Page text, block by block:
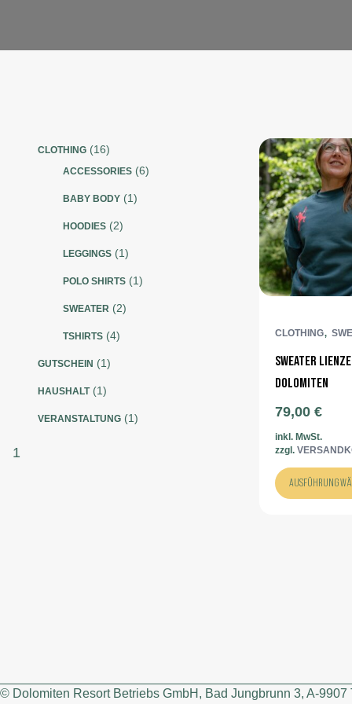
CLOTHING 1616
ACCESSORIES 66
BABY BODY 11
HOODIES 22
LEGGINGS 11
POLO SHIRTS 11
SWEATER 22
TSHIRTS 44
GUTSCHEIN 11
HAUSHALT 11
VERANSTALTUNG 11
1
CLOTHING,
SWEATER
DOLOMITEN
79,00€
inkl. MwSt.
zzgl.
AUSFÜHRUNG
© Dolomiten Resort Betriebs GmbH, Bad Jungbrunn 3, A-9907